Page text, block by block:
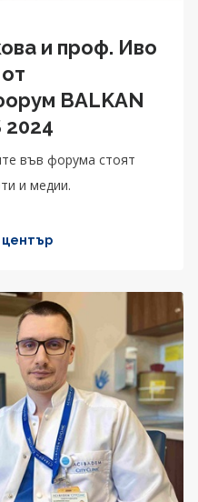
и проф. Иво
BALKAN
2024
във форума стоят
и медии.